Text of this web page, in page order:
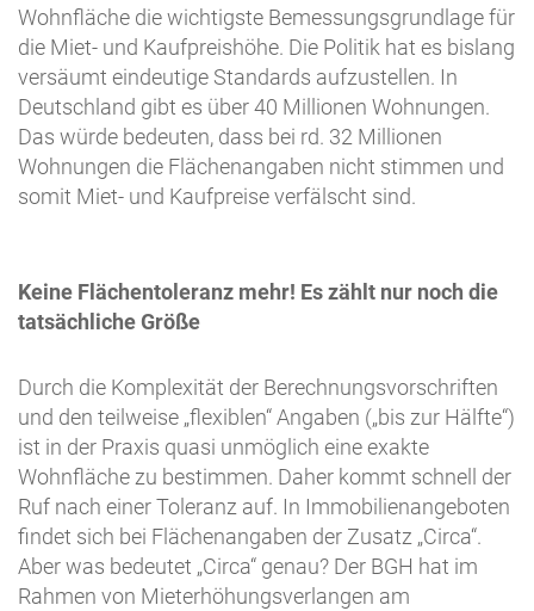
Wohnfläche die wichtigste Bemessungsgrundlage für
die Miet- und Kaufpreishöhe. Die Politik hat es bislang
versäumt eindeutige Standards aufzustellen. In
Deutschland gibt es über 40 Millionen Wohnungen.
Das würde bedeuten, dass bei rd. 32 Millionen
Wohnungen die Flächenangaben nicht stimmen und
somit Miet- und Kaufpreise verfälscht sind.
Keine Flächentoleranz mehr! Es zählt nur noch die
tatsächliche Größe
Durch die Komplexität der Berechnungsvorschriften
und den teilweise „flexiblen“ Angaben („bis zur Hälfte“)
ist in der Praxis quasi unmöglich eine exakte
Wohnfläche zu bestimmen. Daher kommt schnell der
Ruf nach einer Toleranz auf. In Immobilienangeboten
findet sich bei Flächenangaben der Zusatz „Circa“.
Aber was bedeutet „Circa“ genau? Der BGH hat im
Rahmen von Mieterhöhungsverlangen am